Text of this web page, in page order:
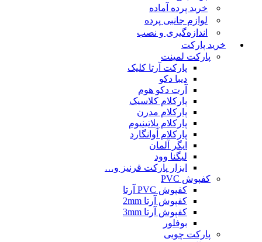
خرید پرده آماده
لوازم جانبی پرده
اندازه‌گیری و نصب
خرید پارکت
پارکت لمینت
پارکت آرتا کلیک
دیبا دکو
آرت دکو هوم
پارکلام کلاسیک
پارکلام مدرن
پارکلام پلاتینیوم
پارکلام آوانگارد
ایگر آلمان
لیگنا وود
ابزار پارکت قرنیز و…
کفپوش PVC
کفپوش PVC آرتا
کفپوش آرتا 2mm
کفپوش آرتا 3mm
بوفلور
پارکت چوبی